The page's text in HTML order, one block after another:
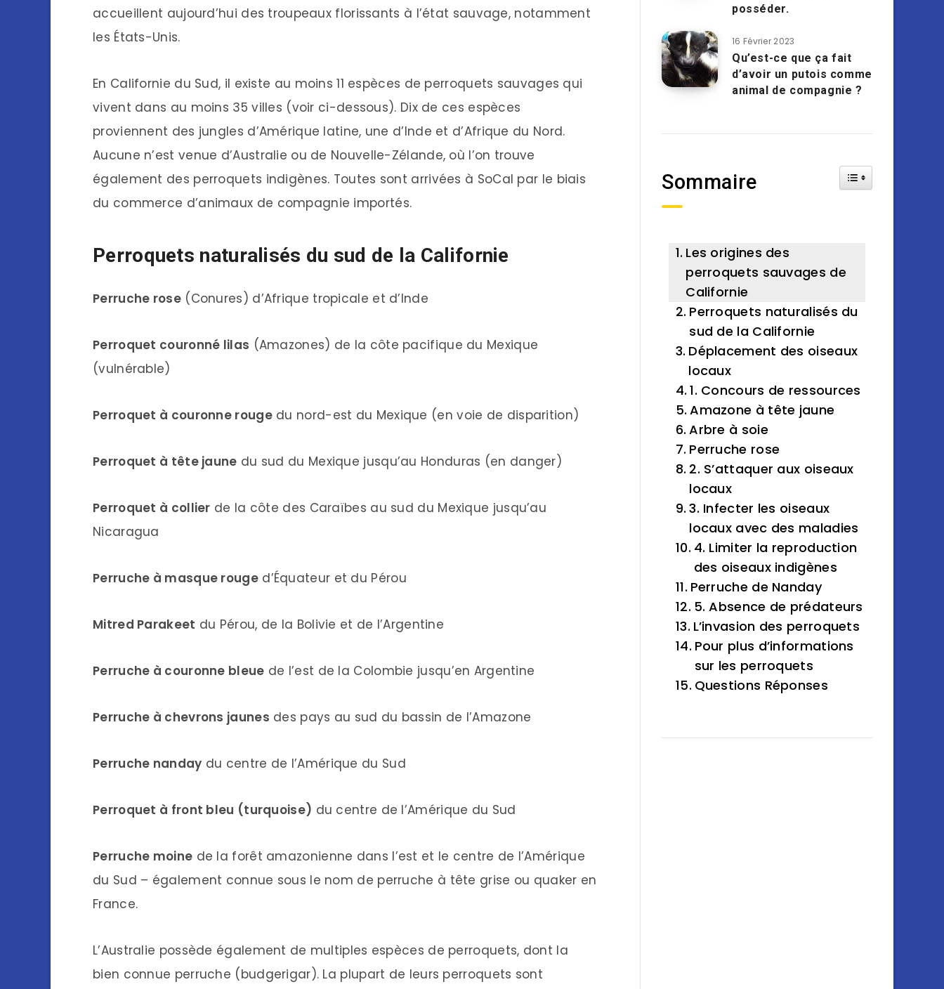
accueillent aujourd’hui des troupeaux florissants à l’état sauvage, notamment
les États-Unis.
En Californie du Sud, il existe au moins 11 espèces de perroquets sauvages qui
vivent dans au moins 35 villes (voir ci-dessous). Dix de ces espèces
proviennent des jungles d’Amérique latine, une d’Inde et d’Afrique du Nord.
Aucune n’est venue d’Australie ou de Nouvelle-Zélande, où l’on trouve
également des perroquets indigènes. Toutes sont arrivées à SoCal par le biais
du commerce d’animaux de compagnie importés.
Perroquets naturalisés du sud de la Californie
Perruche rose(Conures) d’Afrique tropicale et d’Inde
Perroquet couronné lilas (Amazones) de la côte pacifique du Mexique
(vulnérable)
Perroquet à couronne rougedu nord-est du Mexique (en voie de disparition)
Perroquet à tête jaune du sud du Mexique jusqu’au Honduras (en danger)
Perroquet à collier de la côte des Caraïbes au sud du Mexique jusqu’au
Nicaragua
Perruche à masque rouged’Équateur et du Pérou
Mitred Parakeet du Pérou, de la Bolivie et de l’Argentine
Perruche à couronne bleue de l’est de la Colombie jusqu’en Argentine
Perruche à chevrons jaunes des pays au sud du bassin de l’Amazone
Perruche nanday du centre de l’Amérique du Sud
Perroquet à front bleu (turquoise) du centre de l’Amérique du Sud
Perruche moine de la forêt amazonienne dans l’est et le centre de l’Amérique
du Sud – également connue sous le nom de perruche à tête grise ou quaker en
France.
L’Australie possède également de multiples espèces de perroquets, dont la
bien connue perruche (budgerigar). La plupart de leurs perroquets sont
posséder.
16 Février 2023
Qu’est-ce que ça fait
d’avoir un putois comme
animal de compagnie ?
Sommaire Toggle Table of
Les origines des
perroquets sauvages de
Californie
Perroquets naturalisés du
sud de la Californie
Déplacement des oiseaux
locaux
1. Concours de ressources
Amazone à tête jaune
Arbre à soie
Perruche rose
2. S’attaquer aux oiseaux
locaux
3. Infecter les oiseaux
locaux avec des maladies
4. Limiter la reproduction
des oiseaux indigènes
Perruche de Nanday
5. Absence de prédateurs
L’invasion des perroquets
Pour plus d’informations
sur les perroquets
Questions Réponses